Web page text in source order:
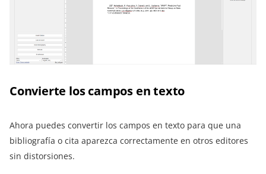
Convierte los campos en texto
Ahora puedes convertir los campos en texto para que una
bibliografía o cita aparezca correctamente en otros editores
sin distorsiones.